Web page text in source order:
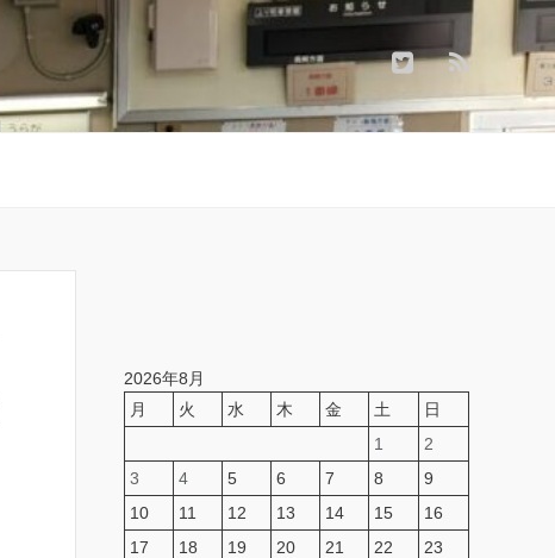
2026年8月
月
火 水 木 金 土
日
1
2
3
4 5 6 7 8
9
10
11 12 13 14 15
16
17
18 19 20 21 22
23